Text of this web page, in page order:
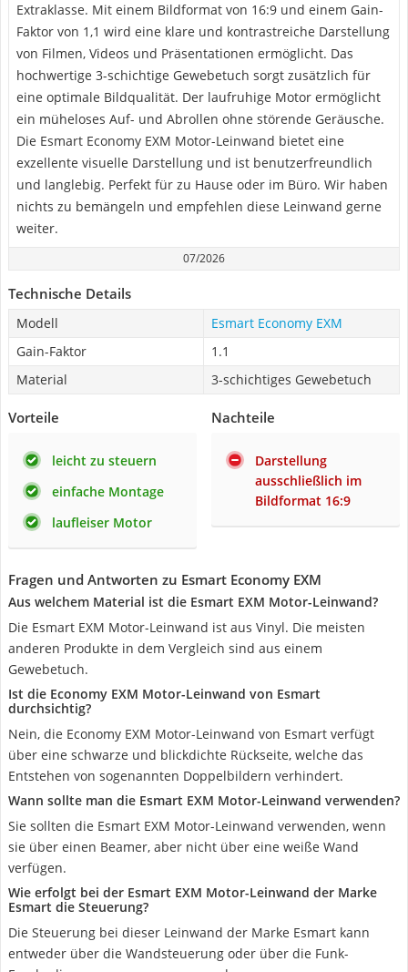
Extraklasse. Mit einem Bildformat von 16:9 und einem Gain-
Faktor von 1,1 wird eine klare und kontrastreiche Darstellung
von Filmen, Videos und Präsentationen ermöglicht. Das
hochwertige 3-schichtige Gewebetuch sorgt zusätzlich für
eine optimale Bildqualität. Der laufruhige Motor ermöglicht
ein müheloses Auf- und Abrollen ohne störende Geräusche.
Die Esmart Economy EXM Motor-Leinwand bietet eine
exzellente visuelle Darstellung und ist benutzerfreundlich
und langlebig. Perfekt für zu Hause oder im Büro. Wir haben
nichts zu bemängeln und empfehlen diese Leinwand gerne
weiter.
07/2026
Technische Details
Modell
Esmart Economy EXM
Gain-Faktor
1.1
Material
3-schichtiges Gewebetuch
Vorteile
leicht zu steuern
einfache Montage
laufleiser Motor
Nachteile
Darstellung
ausschließlich im
Bildformat 16:9
Fragen und Antworten zu Esmart Economy EXM
Aus welchem Material ist die Esmart EXM Motor-Leinwand?
Die Esmart EXM Motor-Leinwand ist aus Vinyl. Die meisten
anderen Produkte in dem Vergleich sind aus einem
Gewebetuch.
Ist die Economy EXM Motor-Leinwand von Esmart
durchsichtig?
Nein, die Economy EXM Motor-Leinwand von Esmart verfügt
über eine schwarze und blickdichte Rückseite, welche das
Entstehen von sogenannten Doppelbildern verhindert.
Wann sollte man die Esmart EXM Motor-Leinwand verwenden?
Sie sollten die Esmart EXM Motor-Leinwand verwenden, wenn
sie über einen Beamer, aber nicht über eine weiße Wand
verfügen.
Wie erfolgt bei der Esmart EXM Motor-Leinwand der Marke
Esmart die Steuerung?
Die Steuerung bei dieser Leinwand der Marke Esmart kann
entweder über die Wandsteuerung oder über die Funk-